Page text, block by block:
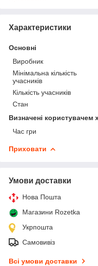
Характеристики
Основні
Виробник
Мінімальна кількість
учасників
Кількість учасників
Стан
Визначені користувачем
Час гри
Приховати
Умови доставки
Нова Пошта
Магазини Rozetka
Укрпошта
Самовивіз
Всі умови доставки